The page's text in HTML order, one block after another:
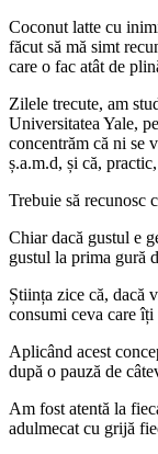
Coconut latte cu
făcut să mă simt
care o fac atât de
Zilele trecute, am
Universitatea Yale,
concentrăm că ni se
ș.a.m.d, și că,
Trebuie să recunosc
Chiar dacă gustul e
gustul la prima gură
Știința zice că, dacă
consumi ceva care îți
Aplicând acest
după o pauză de
Am fost atentă la
adulmecat cu grijă